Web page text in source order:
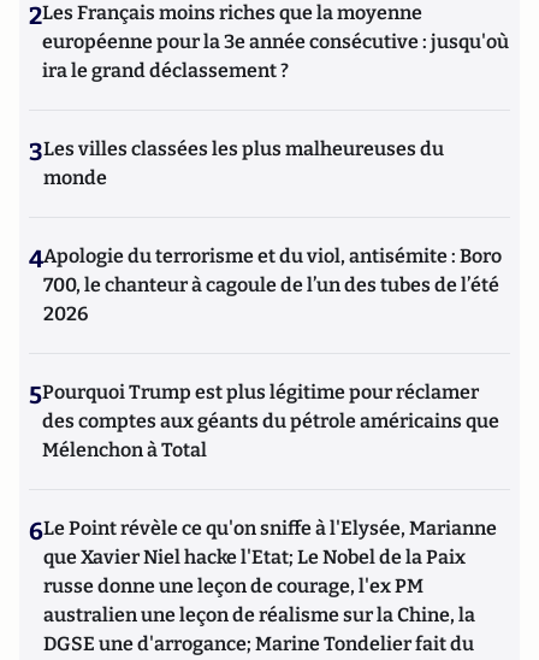
2Les Français moins riches que la moyenne
européenne pour la 3e année consécutive : jusqu'où
ira le grand déclassement ?
3Les villes classées les plus malheureuses du
monde
4Apologie du terrorisme et du viol, antisémite : Boro
700, le chanteur à cagoule de l’un des tubes de l’été
2026
5Pourquoi Trump est plus légitime pour réclamer
des comptes aux géants du pétrole américains que
Mélenchon à Total
6Le Point révèle ce qu'on sniffe à l'Elysée, Marianne
que Xavier Niel hacke l'Etat; Le Nobel de la Paix
russe donne une leçon de courage, l'ex PM
australien une leçon de réalisme sur la Chine, la
DGSE une d'arrogance; Marine Tondelier fait du